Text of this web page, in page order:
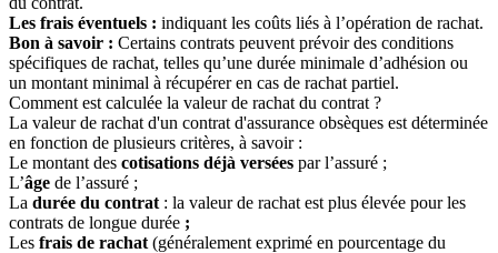
Les frais éventuels : indiquant les coûts liés à l’opération de rachat.
Bon à savoir : Certains contrats peuvent prévoir des conditions
spécifiques de rachat, telles qu’une durée minimale d’adhésion ou
un montant minimal à récupérer en cas de rachat partiel.
Comment est calculée la valeur de rachat du contrat ?
La valeur de rachat d'un contrat d'assurance obsèques est déterminée
en fonction de plusieurs critères, à savoir :
Le montant des cotisations déjà versées par l’assuré ;
L’âge de l’assuré ;
La durée du contrat : la valeur de rachat est plus élevée pour les
contrats de longue durée ;
Les frais de rachat (généralement exprimé en pourcentage du